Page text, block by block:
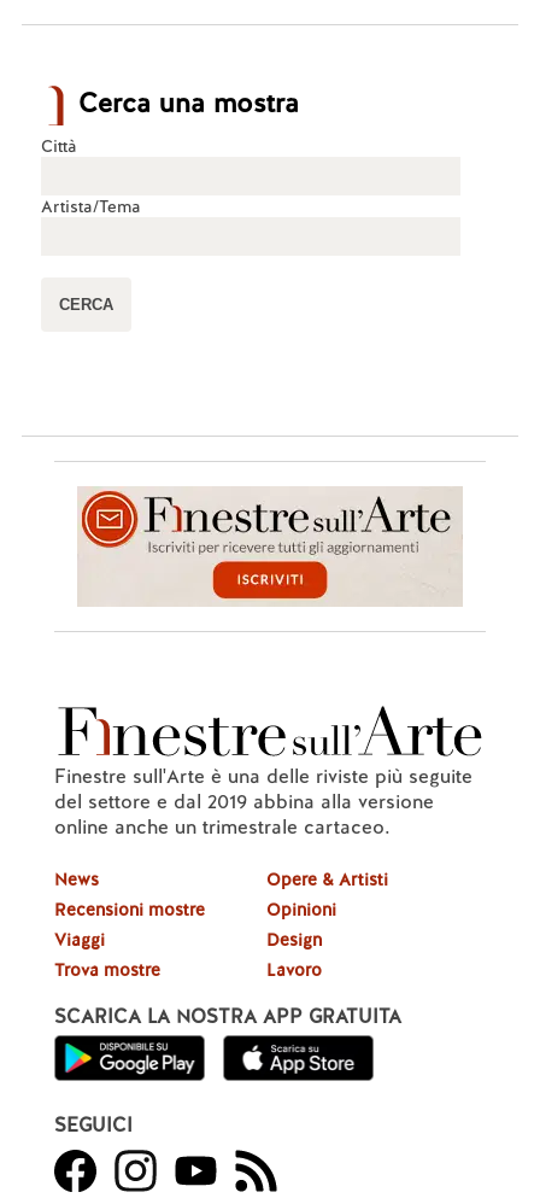
Cerca una mostra
Città
Artista/Tema
Finestre sull'Arte è una delle riviste più seguite
del settore e dal 2019 abbina alla versione
online anche un trimestrale cartaceo.
News
Recensioni mostre
Viaggi
Trova mostre
Opere & Artisti
Opinioni
Design
Lavoro
SCARICA LA NOSTRA APP GRATUITA
SEGUICI